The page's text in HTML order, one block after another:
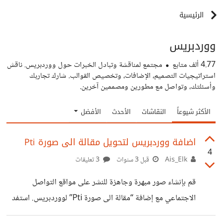
الرئيسية
ووردبريس
4.77 ألف متابع
مجتمع لمناقشة وتبادل الخبرات حول ووردبريس. ناقش
استراتيجيات التصميم، الإضافات، وتخصيص القوالب. شارك تجاربك
وأسئلتك، وتواصل مع مطورين ومصممين آخرين.
الأكثر شيوعاً النقاشات الأحدث الأفضل
4
اضافة ووردبريس لتحويل مقالة الى صورة Pti
قبل 3 سنوات
قم بإنشاء صور مبهرة وجاهزة للنشر على مواقع التواصل
الاجتماعي مع إضافة “مقالة الى صورة Pti” لووردبريس. استفد
من ميزات التخصيص الرائعة والسهولة في الاستخدام لتحويل